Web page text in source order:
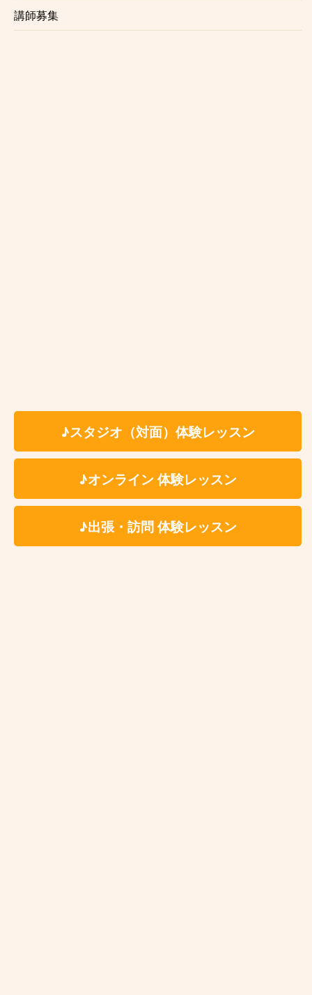
講師募集
♪スタジオ（対面）体験レッスン
♪オンライン 体験レッスン
♪出張・訪問 体験レッスン